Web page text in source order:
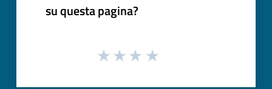
su questa pagina?